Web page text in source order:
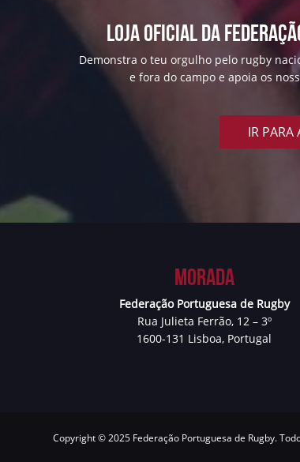
Loja Oficial da
Demonstra o teu orgulho pelo rugby
e fora do campo e apoia os
IR PARA
Morada
Federação Portuguesa de Rugby
Rua Julieta Ferrão, 12 – 3º
1600-131 Lisboa, Portugal
Copyright © 2025 Federação Portuguesa de Rugby.